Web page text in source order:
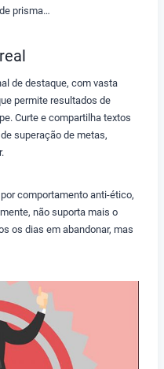
prisma…
de destaque, com vasta
permite resultados de
Curte e compartilha textos
superação de metas,
comportamento anti-ético,
não suporta mais o
os dias em abandonar, mas